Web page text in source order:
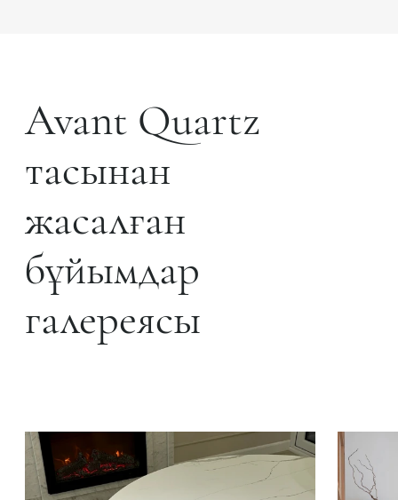
Avant Quartz
тасынан
жасалған
бұйымдар
галереясы